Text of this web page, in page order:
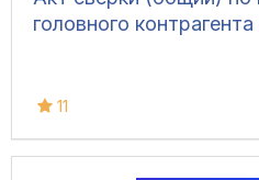
головного
11